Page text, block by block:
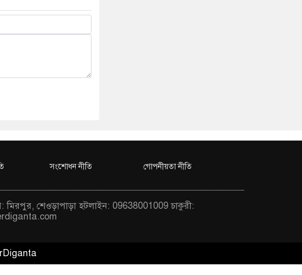
সংশোধন নীতি গোপনীয়তা নীতি
মিরপুর, শেওড়াপাড়া হটলাইন: 09638001009 চাকুরী: